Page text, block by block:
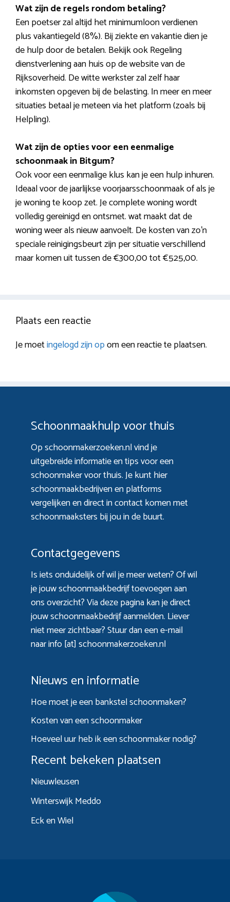
Wat zijn de regels rondom betaling?
Een poetser zal altijd het minimumloon verdienen
plus vakantiegeld (8%). Bij ziekte en vakantie dien je
de hulp door de betalen. Bekijk ook Regeling
dienstverlening aan huis op de website van de
Rijksoverheid. De witte werkster zal zelf haar
inkomsten opgeven bij de belasting. In meer en meer
situaties betaal je meteen via het platform (zoals bij
Helpling).
Wat zijn de opties voor een eenmalige
schoonmaak in Bitgum?
Ook voor een eenmalige klus kan je een hulp inhuren.
Ideaal voor de jaarlijkse voorjaarsschoonmaak of als je
je woning te koop zet. Je complete woning wordt
volledig gereinigd en ontsmet. wat maakt dat de
woning weer als nieuw aanvoelt. De kosten van zo’n
speciale reinigingsbeurt zijn per situatie verschillend
maar komen uit tussen de €300,00 tot €525,00.
Plaats een reactie
Je moetingelogd zijn opom een reactie te plaatsen.
Schoonmaakhulp voor thuis
Op schoonmakerzoeken.nl vind je
uitgebreide informatie en tips voor een
schoonmaker voor thuis. Je kunt hier
schoonmaakbedrijven en platforms
vergelijken en direct in contact komen met
schoonmaaksters bij jou in de buurt.
Contactgegevens
Is iets onduidelijk of wil je meer weten? Of wil
je jouw schoonmaakbedrijf toevoegen aan
ons overzicht? Viadeze paginakan je direct
jouw schoonmaakbedrijf aanmelden. Liever
niet meer zichtbaar? Stuur dan een e-mail
naar info [at] schoonmakerzoeken.nl
Nieuws en informatie
Hoe moet je een bankstel schoonmaken?
Kosten van een schoonmaker
Hoeveel uur heb ik een schoonmaker nodig?
Recent bekeken plaatsen
Nieuwleusen
Winterswijk Meddo
Eck en Wiel